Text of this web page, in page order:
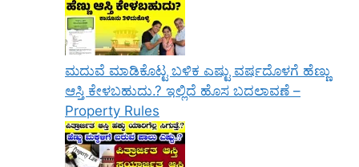
ಮದುವೆ ಮಾಡಿಕೊಟ್ಟ ಬಳಿಕ ಎಷ್ಟು ವರ್ಷದೊಳಗೆ ಹೆಣ್ಣು
ಆಸ್ತಿ ಕೇಳಬಹುದು.? ಇಲ್ಲಿದೆ ಹೊಸ ಬದಲಾವಣೆ –
Property Rules